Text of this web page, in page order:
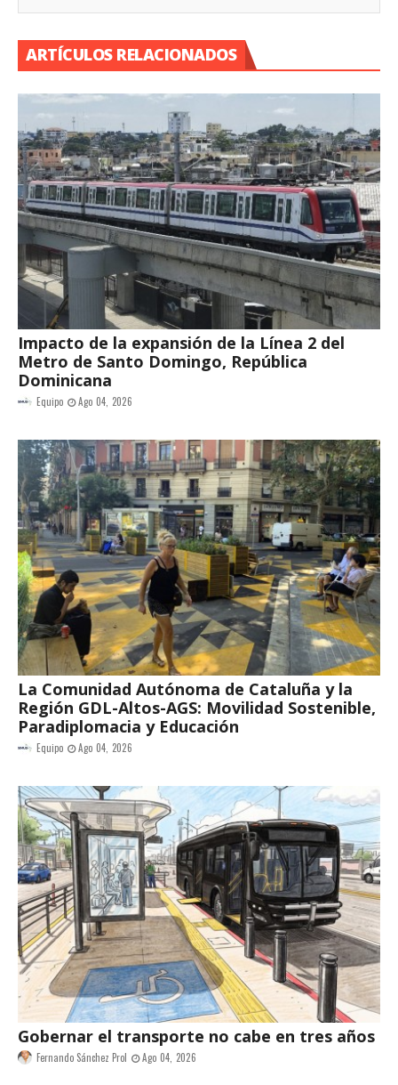
ARTÍCULOS RELACIONADOS
Impacto de la expansión de la Línea 2 del
Metro de Santo Domingo, República
Dominicana
Equipo Ago 04, 2026
La Comunidad Autónoma de Cataluña y la
Región GDL-Altos-AGS: Movilidad Sostenible,
Paradiplomacia y Educación
Equipo Ago 04, 2026
Gobernar el transporte no cabe en tres años
Fernando Sánchez Prol Ago 04, 2026